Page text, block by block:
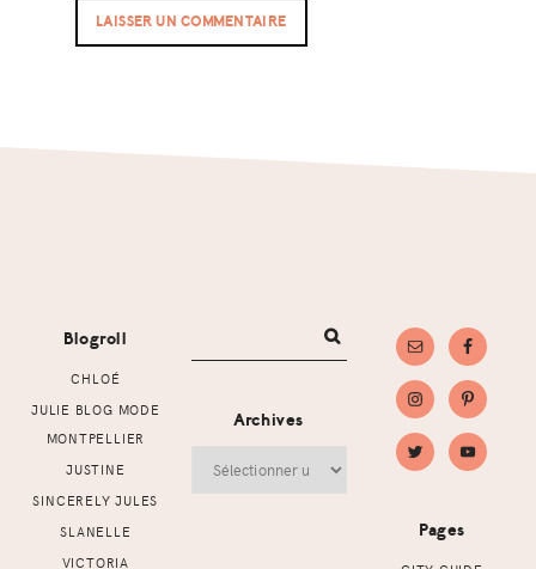
Blogroll
CHLOÉ
JULIE BLOG MODE
MONTPELLIER
JUSTINE
SINCERELY JULES
SLANELLE
VICTORIA
Archives
Pages